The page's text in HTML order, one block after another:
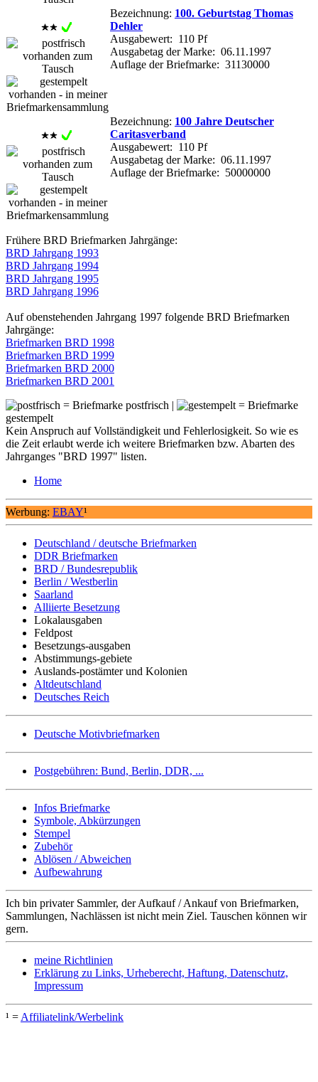
Bezeichnung: 100. Geburtstag Thomas
Dehler
Ausgabewert: 110 Pf
Ausgabetag der Marke: 06.11.1997
Auflage der Briefmarke: 31130000
Bezeichnung: 100 Jahre Deutscher
Caritasverband
Ausgabewert: 110 Pf
Ausgabetag der Marke: 06.11.1997
Auflage der Briefmarke: 50000000
Frühere BRD Briefmarken Jahrgänge:
BRD Jahrgang 1993
BRD Jahrgang 1994
BRD Jahrgang 1995
BRD Jahrgang 1996
Auf obenstehenden Jahrgang 1997 folgende BRD Briefmarken
Jahrgänge:
Briefmarken BRD 1998
Briefmarken BRD 1999
Briefmarken BRD 2000
Briefmarken BRD 2001
= Briefmarke postfrisch |
= Briefmarke
gestempelt
Kein Anspruch auf Vollständigkeit und Fehlerlosigkeit. So wie es
die Zeit erlaubt werde ich weitere Briefmarken bzw. Abarten des
Jahrganges "BRD 1997" listen.
Home
Werbung: EBAY¹
Deutschland / deutsche Briefmarken
DDR Briefmarken
BRD / Bundesrepublik
Berlin / Westberlin
Saarland
Alliierte Besetzung
Lokalausgaben
Feldpost
Besetzungs-ausgaben
Abstimmungs-gebiete
Auslands-postämter und Kolonien
Altdeutschland
Deutsches Reich
Deutsche Motivbriefmarken
Postgebühren: Bund, Berlin, DDR, ...
Infos Briefmarke
Symbole, Abkürzungen
Stempel
Zubehör
Ablösen / Abweichen
Aufbewahrung
Ich bin privater Sammler, der Aufkauf / Ankauf von Briefmarken,
Sammlungen, Nachlässen ist nicht mein Ziel. Tauschen können wir
gern.
meine Richtlinien
Erklärung zu Links, Urheberecht, Haftung, Datenschutz,
Impressum
¹ = Affiliatelink/Werbelink